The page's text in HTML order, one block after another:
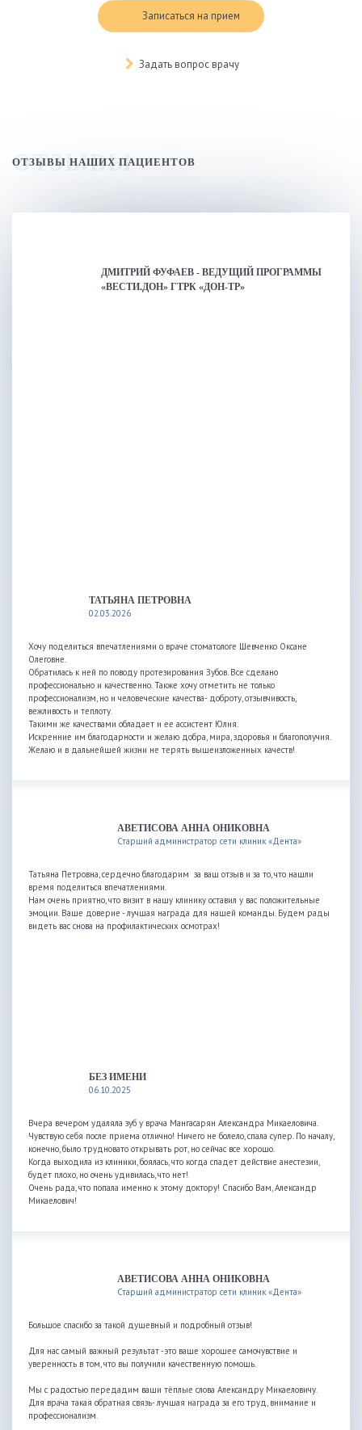
Записаться на прием
Задать вопрос врачу
ОТЗЫВЫ
ОТЗЫВЫ НАШИХ ПАЦИЕНТОВ
ДМИТРИЙ ФУФАЕВ - ВЕДУЩИЙ ПРОГРАММЫ
«ВЕСТИ.ДОН» ГТРК «ДОН-ТР»
ТАТЬЯНА ПЕТРОВНА
02.03.2026
Хочу поделиться впечатлениями о враче стоматологе Шевченко Оксане
Олеговне.
Обратилась к ней по поводу протезирования Зубов. Все сделано
профессионально и качественно. Также хочу отметить не только
профессионализм, но и человеческие качества- доброту, отзывчивость,
вежливость и теплоту.
Такими же качествами обладает и ее ассистент Юлия.
Искренние им благодарности и желаю добра, мира, здоровья и благополучия.
Желаю и в дальнейшей жизни не терять вышеизложенных качеств!
АВЕТИСОВА АННА ОНИКОВНА
Старший администратор сети клиник «Дента»
Татьяна Петровна, сердечно благодарим за ваш отзыв и за то, что нашли
время поделиться впечатлениями.
Нам очень приятно, что визит в нашу клинику оставил у вас положительные
эмоции. Ваше доверие - лучшая награда для нашей команды. Будем рады
видеть вас снова на профилактических осмотрах!
БЕЗ ИМЕНИ
06.10.2025
Вчера вечером удаляла зуб у врача Мангасарян Александра Микаеловича.
Чувствую себя после приема отлично! Ничего не болело, спала супер. По началу,
конечно, было трудновато открывать рот, но сейчас все хорошо.
Когда выходила из клиники, боялась, что когда спадет действие анестезии,
будет плохо, но очень удивилась, что нет!
Очень рада, что попала именно к этому доктору! Спасибо Вам, Александр
Микаелович!
АВЕТИСОВА АННА ОНИКОВНА
Старший администратор сети клиник «Дента»
Большое спасибо за такой душевный и подробный отзыв!
Для нас самый важный результат -это ваше хорошее самочувствие и
уверенность в том, что вы получили качественную помощь.
Мы с радостью передадим ваши тёплые слова Александру Микаеловичу.
Для врача такая обратная связь- лучшая награда за его труд, внимание и
профессионализм.